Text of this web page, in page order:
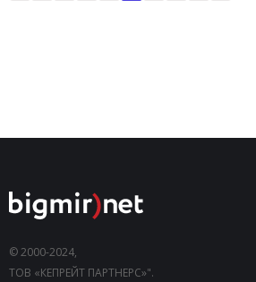
© 2000-2024,
ТОВ «КЕПРЕЙТ ПАРТНЕРС»".